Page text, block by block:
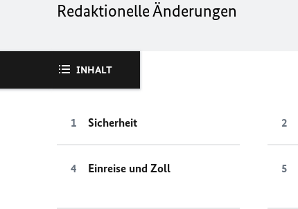
Redaktionelle Änderungen
INHALT
Sicherheit
Einreise und Zoll